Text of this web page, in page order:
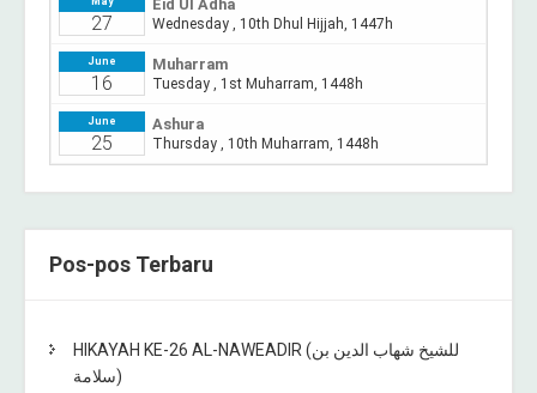
Pos-pos Terbaru
HIKAYAH KE-26 AL-NAWEADIR (للشيخ شهاب الدين بن
سلامة)